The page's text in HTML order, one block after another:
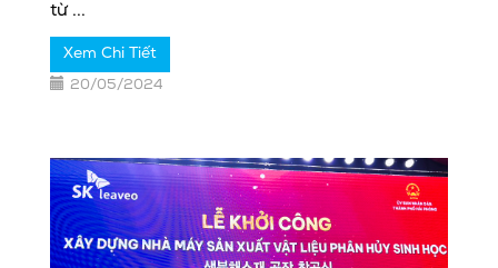
từ ...
Xem Chi Tiết
20/05/2024